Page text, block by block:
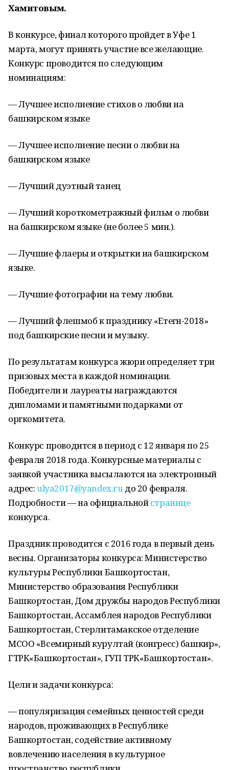
Хамитовым.
В конкурсе, финал которого пройдет в Уфе 1
марта, могут принять участие все желающие.
Конкурс проводится по следующим
номинациям:
— Лучшее исполнение стихов о любви на
башкирском языке
— Лучшее исполнение песни о любви на
башкирском языке
— Лучший дуэтный танец
— Лучший короткометражный фильм о любви
на башкирском языке (не более 5 мин.).
— Лучшие флаеры и открытки на башкирском
языке.
— Лучшие фотографии на тему любви.
— Лучший флешмоб к празднику «Етегән-2018»
под башкирские песни и музыку.
По результатам конкурса жюри определяет три
призовых места в каждой номинации.
Победители и лауреаты награждаются
дипломами и памятными подарками от
оргкомитета.
Конкурс проводится в период с 12 января по 25
февраля 2018 года. Конкурсные материалы с
заявкой участника высылаются на электронный
адрес:ulya2017@yandex.ruдо 20 февраля.
Подробности — на официальнойстранице
конкурса.
Праздник проводится с 2016 года в первый день
весны. Организаторы конкурса: Министерство
культуры Республики Башкортостан,
Министерство образования Республики
Башкортостан, Дом дружбы народов Республики
Башкортостан, Ассамблея народов Республики
Башкортостан, Стерлитамакское отделение
МСОО «Всемирный курултай (конгресс) башкир»,
ГТРК«Башкортостан», ГУП ТРК«Башкортостан».
Цели и задачи конкурса:
— популяризация семейных ценностей среди
народов, проживающих в Республике
Башкортостан, содействие активному
вовлечению населения в культурное